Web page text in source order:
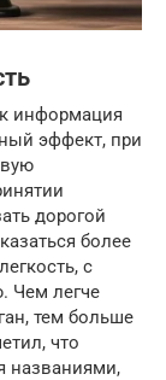
информация
эффект, при
дорогой
более
с
Чем легче
тем больше
что
названиями,